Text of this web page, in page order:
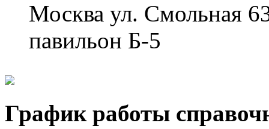
Москва ул. Смольная
павильон Б-5
График работы